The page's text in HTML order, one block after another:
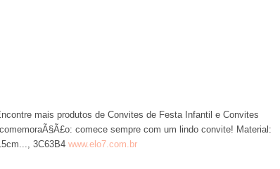
mais produtos de Convites de Festa Infantil e Convites
comece sempre com um lindo convite! Material:
3C63B4 www.elo7.com.br